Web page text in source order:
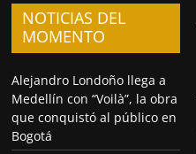
NOTICIAS DEL
MOMENTO
Alejandro Londoño llega a
Medellín con “Voilà”, la obra
que conquistó al público en
Bogotá